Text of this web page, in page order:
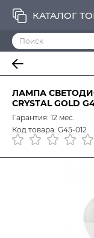
КАТАЛОГ
ЛАМПА
CRYSTAL GOLD
Гарантия: 12 мес.
Код товара: G45-012